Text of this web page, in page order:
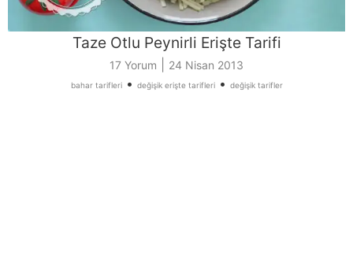
Taze Otlu Peynirli Erişte Tarifi
17 Yorum 24 Nisan 2013
bahar tarifleri• değişik erişte tarifleri• değişik tarifler